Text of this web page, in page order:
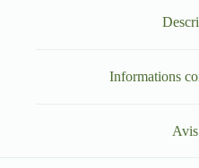
Informations